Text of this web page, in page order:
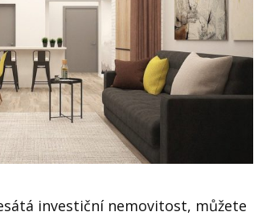
investiční nemovitost, můžete